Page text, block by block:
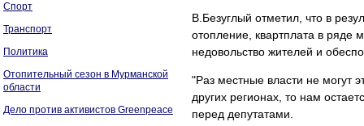
Спорт
Транспорт
Политика
Отопительный сезон в Мурманской
области
Дело против активистов Greenpeace
В.Безуглый отметил, что в
отопление, квартплата в ряде
недовольство жителей и
"Раз местные власти не могут
других регионах, то нам
перед депутатами.